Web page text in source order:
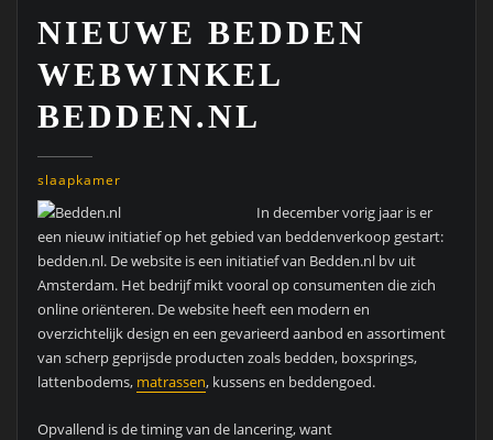
NIEUWE BEDDEN
WEBWINKEL
BEDDEN.NL
slaapkamer
In december vorig jaar is er
een nieuw initiatief op het gebied van beddenverkoop gestart:
bedden.nl. De website is een initiatief van Bedden.nl bv uit
Amsterdam. Het bedrijf mikt vooral op consumenten die zich
online oriënteren. De website heeft een modern en
overzichtelijk design en een gevarieerd aanbod en assortiment
van scherp geprijsde producten zoals bedden, boxsprings,
lattenbodems, matrassen, kussens en beddengoed.
Opvallend is de timing van de lancering, want